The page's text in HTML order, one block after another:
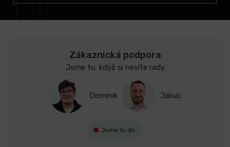
Zákaznická podpora
Jsme tu, když si nevíte rady
Dominik Jakub
Jsme tu do